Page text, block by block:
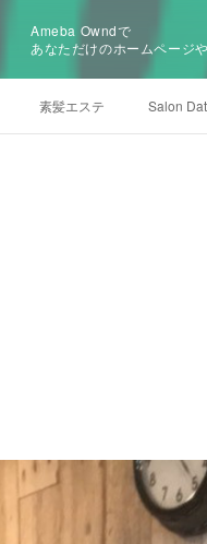
Ameba Owndで
あなただけのホームページ
素髪エステ Salon